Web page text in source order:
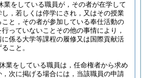
業をしている職員が，その者が在学して
し，若しくは停学にされ，又はその授業
こと，その者が参加している奉仕活動の
っていないことその他の事情により，
に係る大学等課程の履修又は国際貢献活
こと。
業をしている職員は，任命権者から求め
，次に掲げる場合には，当該職員の申請